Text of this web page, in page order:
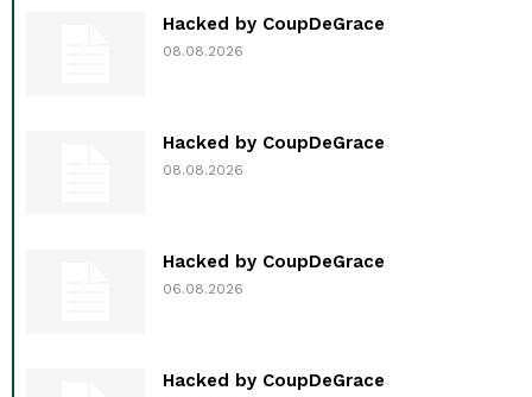
Hacked by CoupDeGrace
08.08.2026
Hacked by CoupDeGrace
08.08.2026
Hacked by CoupDeGrace
06.08.2026
Hacked by CoupDeGrace